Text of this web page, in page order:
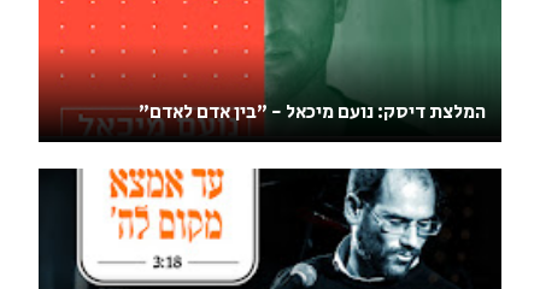
המלצת דיסק: נועם מיכאל - "בין אדם לאדם"